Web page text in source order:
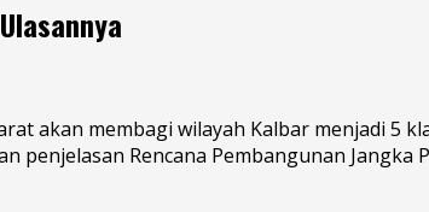
akan membagi wilayah Kalbar menjadi 5
penjelasan Rencana Pembangunan Jangka